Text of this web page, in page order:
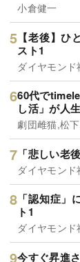
小倉健一
【老後】
スト1
ダイヤモン
60代で
し活」が人
劇団雌猫,松
「悲しい老
ダイヤモン
「認知症
ト1
ダイヤモン
今すぐ昇進